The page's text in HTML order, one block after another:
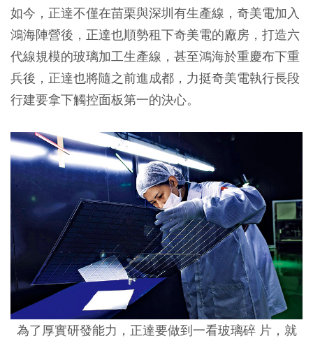
如今，正達不僅在苗栗與深圳有生產線，奇美電加入
鴻海陣營後，正達也順勢租下奇美電的廠房，打造六
代線規模的玻璃加工生產線，甚至鴻海於重慶布下重
兵後，正達也將隨之前進成都，力挺奇美電執行長段
行建要拿下觸控面板第一的決心。
為了厚實研發能力，正達要做到一看玻璃碎 片，就